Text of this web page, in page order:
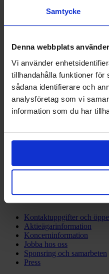
Samtycke
Denna webbplats
Vi använder
tillhandahålla funktioner
sådana identifierare och
analysföretag som vi
information som du har
Om Eckerö Linjen
Kontaktuppgifter och
Aktieägarinformation
Koncerninformation
Jobba hos oss
Sponsring och samarbeten
Press